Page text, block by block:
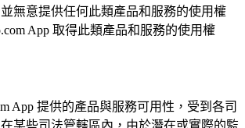
無意提供任何此類產品和服務的使用權
App 取得此類產品和服務的使用權
App 提供的產品與服務可用性，受到各司
某些司法管轄區內，由於潛在或實際的監